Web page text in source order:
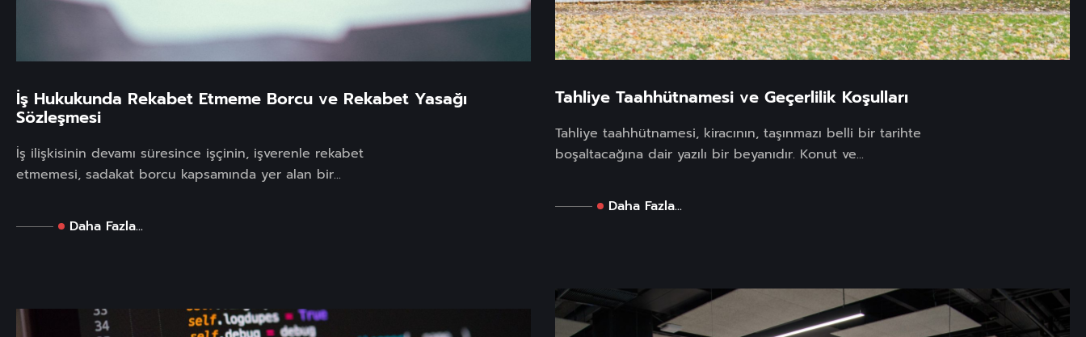
İş Hukukunda Rekabet Etmeme Borcu ve Rekabet Yasağı
Sözleşmesi
İş ilişkisinin devamı süresince işçinin, işverenle rekabet
etmemesi, sadakat borcu kapsamında yer alan bir...
Daha Fazla...
Tahliye Taahhütnamesi ve Geçerlilik Koşulları
Tahliye taahhütnamesi, kiracının, taşınmazı belli bir tarihte
boşaltacağına dair yazılı bir beyanıdır. Konut ve...
Daha Fazla...